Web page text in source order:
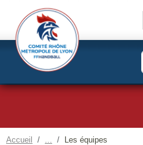
Accueil Les équipes
Panneau de gestion des cookies